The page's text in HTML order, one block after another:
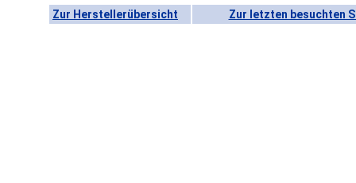
Zur Herstellerübersicht Zur letzten besuchten